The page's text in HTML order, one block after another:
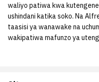
waliyo patiwa kwa
ushindani katika soko. Na
taasisi ya wanawake na
wakipatiwa mafunzo ya